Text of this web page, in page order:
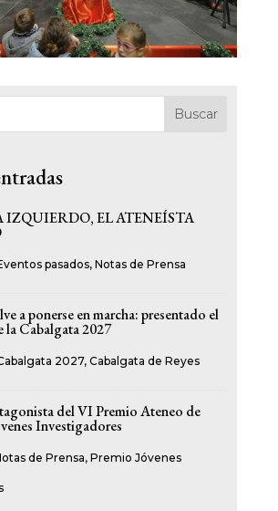
Buscar
IZQUIERDO, EL ATENEÍSTA
pasados, Notas de Prensa
a ponerse en marcha: presentado el
la Cabalgata 2027
2027, Cabalgata de Reyes
del VI Premio Ateneo de
Investigadores
de Prensa, Premio Jóvenes